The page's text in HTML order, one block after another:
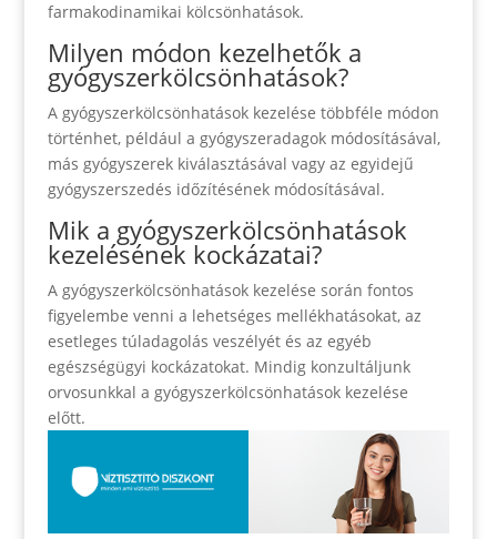
farmakodinamikai kölcsönhatások.
Milyen módon kezelhetők a
gyógyszerkölcsönhatások?
A gyógyszerkölcsönhatások kezelése többféle módon
történhet, például a gyógyszeradagok módosításával,
más gyógyszerek kiválasztásával vagy az egyidejű
gyógyszerszedés időzítésének módosításával.
Mik a gyógyszerkölcsönhatások
kezelésének kockázatai?
A gyógyszerkölcsönhatások kezelése során fontos
figyelembe venni a lehetséges mellékhatásokat, az
esetleges túladagolás veszélyét és az egyéb
egészségügyi kockázatokat. Mindig konzultáljunk
orvosunkkal a gyógyszerkölcsönhatások kezelése
előtt.